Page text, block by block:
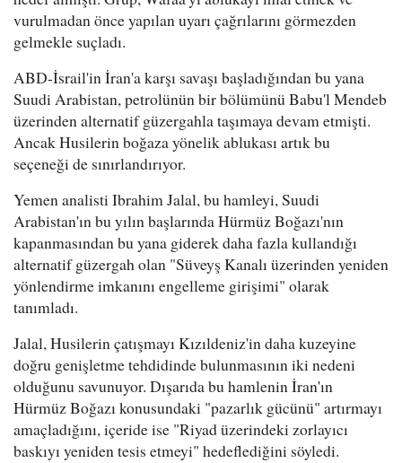
vurulmadan önce yapılan uyarı çağrılarını görmezden
gelmekle suçladı.
ABD-İsrail'in İran'a karşı savaşı başladığından bu yana
Suudi Arabistan, petrolünün bir bölümünü Babu'l Mendeb
üzerinden alternatif güzergahla taşımaya devam etmişti.
Ancak Husilerin boğaza yönelik ablukası artık bu
seçeneği de sınırlandırıyor.
Yemen analisti Ibrahim Jalal, bu hamleyi, Suudi
Arabistan'ın bu yılın başlarında Hürmüz Boğazı'nın
kapanmasından bu yana giderek daha fazla kullandığı
alternatif güzergah olan "Süveyş Kanalı üzerinden yeniden
yönlendirme imkanını engelleme girişimi" olarak
tanımladı.
Jalal, Husilerin çatışmayı Kızıldeniz'in daha kuzeyine
doğru genişletme tehdidinde bulunmasının iki nedeni
olduğunu savunuyor. Dışarıda bu hamlenin İran'ın
Hürmüz Boğazı konusundaki "pazarlık gücünü" artırmayı
amaçladığını, içeride ise "Riyad üzerindeki zorlayıcı
baskıyı yeniden tesis etmeyi" hedeflediğini söyledi.